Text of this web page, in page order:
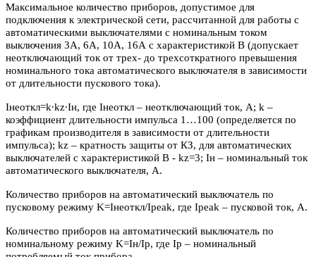
Максимальное количество приборов, допустимое для
подключения к электрической сети, рассчитанной для работы с
автоматическими выключателями с номинальным током
выключения 3А, 6А, 10А, 16А с характеристикой В (допускает
неотключающий ток от трех- до трехсоткратного превышения
номинального тока автоматического выключателя в зависимости
от длительности пускового тока).
Iнеоткл=k∙kz∙Iн, где Iнеоткл – неотключающий ток, А; k –
коэффициент длительности импульса 1…100 (определяется по
графикам производителя в зависимости от длительности
импульса); kz – кратность защиты от КЗ, для автоматических
выключателей с характеристикой В - kz=3; Iн – номинальный ток
автоматического выключателя, А.
Количество приборов на автоматический выключатель по
пусковому режиму K=Iнеоткл/Ipeak, где Ipeak – пусковой ток, А.
Количество приборов на автоматический выключатель по
номинальному режиму K=Iн/Iр, где Iр – номинальный